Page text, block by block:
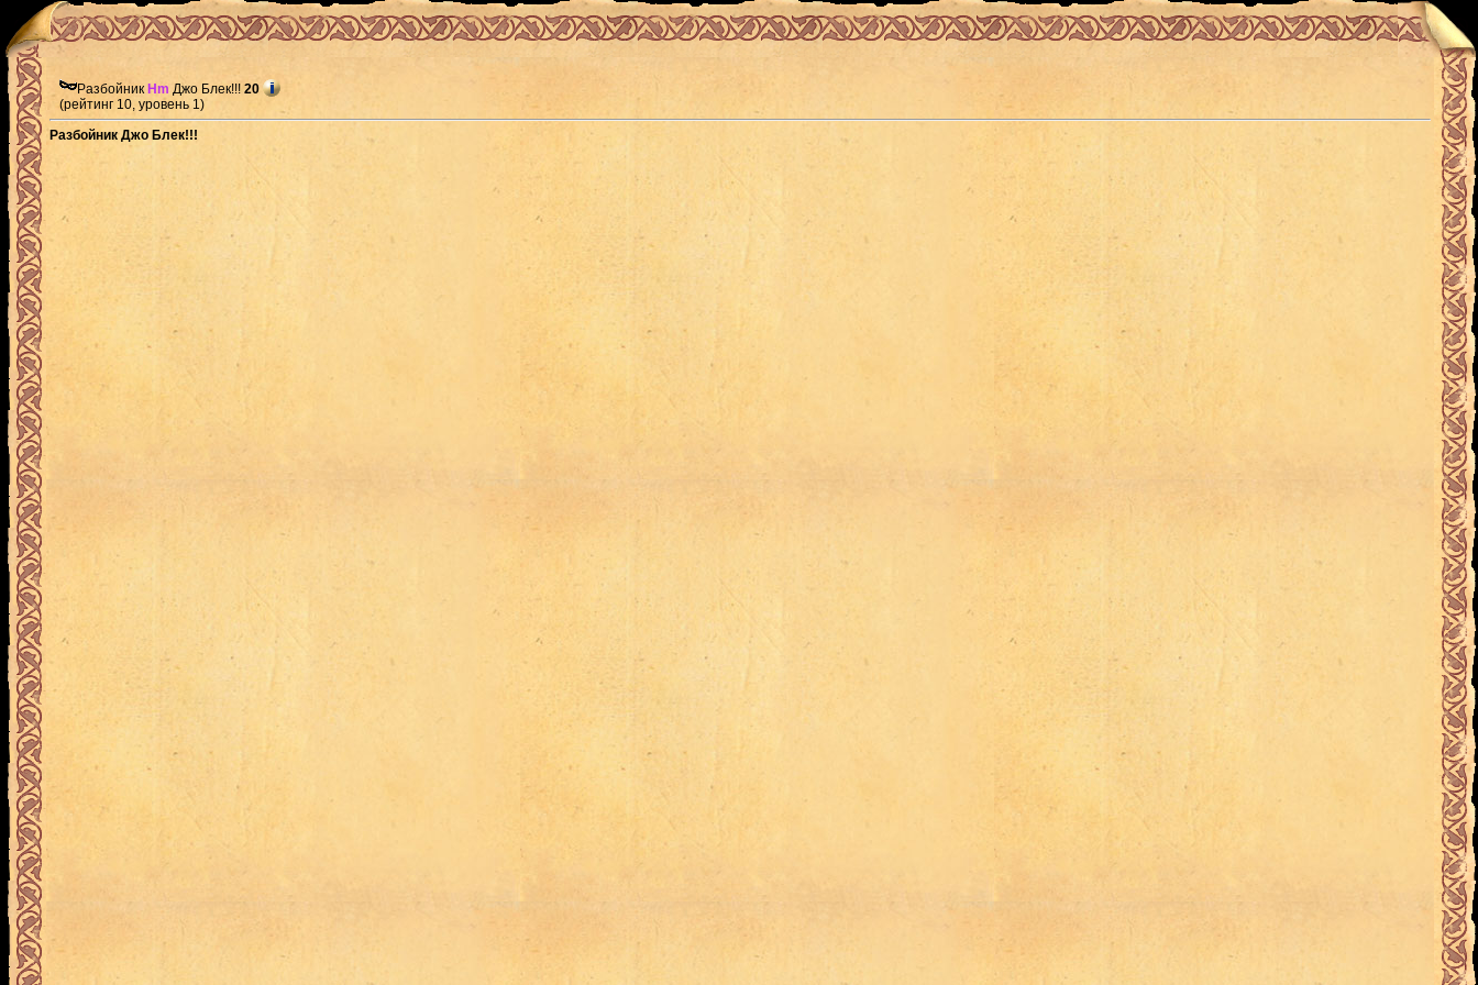
Разбойник Hm Джо Блек!!! 20
(рейтинг 10, уровень 1)
Разбойник Джо Блек!!!